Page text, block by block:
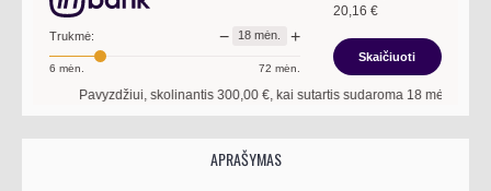
Trukmė: − 18 mėn. +
6 mėn. 72 mėn.
20,16 €
Skaičiuoti
Pavyzdžiui, skolinantis300,00€, kai sutartis sudaroma18mėn. terminui,
APRAŠYMAS